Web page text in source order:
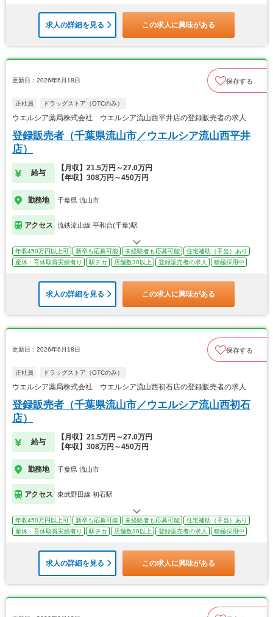
求人の詳細を見る この求人に興味がある
更新日：2026年6月18日 保存する
正社員 ドラッグストア（OTCのみ）
ウエルシア薬局株式会社 ウエルシア流山西平井店の登録販売者の求人
登録販売者（千葉県流山市／ウエルシア流山西平井
店）
給与
【月収】21.5万円～27.0万円
【年収】308万円～450万円
勤務地 千葉県 流山市
アクセス 流鉄流山線 平和台(千葉)駅
年収450万円以上可 新卒も応募可能 未経験者も応募可能
住宅補助（手当）あり
産休・育休取得実績有り
駅チカ 店舗数30以上 登録販売者の求人 積極採用中
求人の詳細を見る この求人に興味がある
更新日：2026年6月18日 保存する
正社員 ドラッグストア（OTCのみ）
ウエルシア薬局株式会社 ウエルシア流山西初石店の登録販売者の求人
登録販売者（千葉県流山市／ウエルシア流山西初石
店）
給与
【月収】21.5万円～27.0万円
【年収】308万円～450万円
勤務地 千葉県 流山市
アクセス 東武野田線 初石駅
年収450万円以上可 新卒も応募可能 未経験者も応募可能
住宅補助（手当）あり
産休・育休取得実績有り
駅チカ 店舗数30以上 登録販売者の求人 積極採用中
求人の詳細を見る この求人に興味がある